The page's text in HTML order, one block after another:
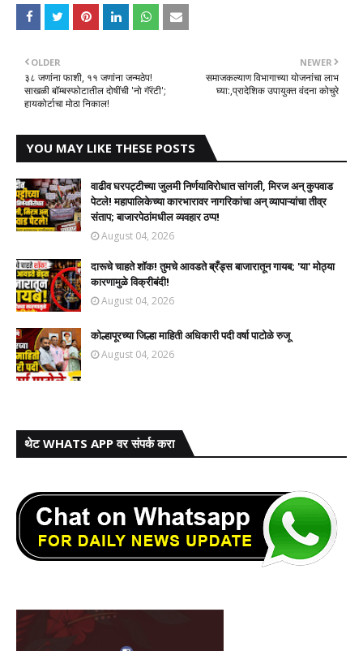
NEWER
समाजकल्याण विभागाच्या योजनांचा लाभ
घ्या:,प्रादेशिक उपायुक्त वंदना कोचुरे
OLDER
३८ जणांना फाशी, ११ जणांना जन्मठेप!
साखळी बॉम्बस्फोटातील दोषींची 'नो गॅरंटी';
हायकोर्टाचा मोठा निकाल!
YOU MAY LIKE THESE POSTS
वाढीव घरपट्टीच्या जुलमी निर्णयाविरोधात सांगली, मिरज अन् कुपवाड
पेटले! महापालिकेच्या कारभारावर नागरिकांचा अन् व्यापाऱ्यांचा तीव्र
संताप; बाजारपेठांमधील व्यवहार ठप्प!​
August 04, 2026
दारूचे चाहते शॉक! तुमचे आवडते ब्रँड्स बाजारातून गायब; 'या' मोठ्या
कारणामुळे विक्रीबंदी!
August 04, 2026
कोल्हापूरच्या जिल्हा माहिती अधिकारी पदी वर्षा पाटोळे रुजू
August 04, 2026
थेट WHATS APP वर संपर्क करा